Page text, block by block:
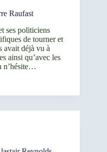
Raufast
ses politiciens
de tourner et
avait déjà vu à
ainsi qu’avec les
n’hésite…